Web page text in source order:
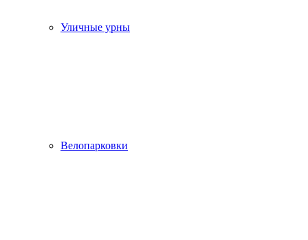
Уличные урны
Велопарковки